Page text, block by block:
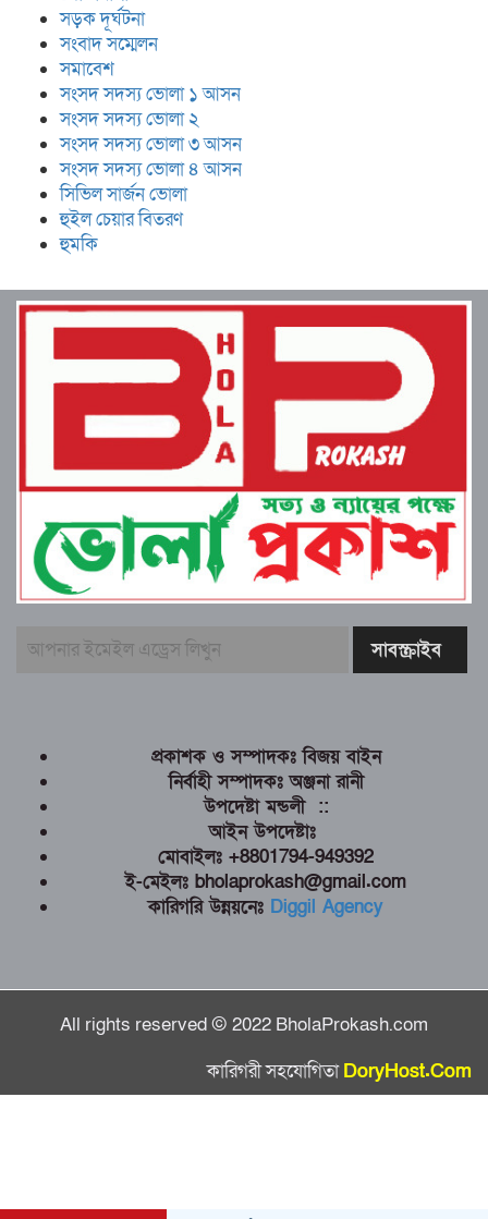
সড়ক দূর্ঘটনা
সংবাদ সম্মেলন
সমাবেশ
সংসদ সদস্য ভোলা ১ আসন
সংসদ সদস্য ভোলা ২
সংসদ সদস্য ভোলা ৩ আসন
সংসদ সদস্য ভোলা ৪ আসন
সিভিল সার্জন ভোলা
হুইল চেয়ার বিতরণ
হুমকি
প্রকাশক ও সম্পাদকঃ বিজয় বাইন
নির্বাহী সম্পাদকঃ অঞ্জনা রানী
উপদেষ্টা মন্ডলী ::
আইন উপদেষ্টাঃ
মোবাইলঃ +8801794-949392
ই-মেইলঃ bholaprokash@gmail.com
কারিগরি উন্নয়নেঃ Diggil Agency
All rights reserved © 2022 BholaProkash.com
কারিগরী সহযোগিতাDoryHost.Com